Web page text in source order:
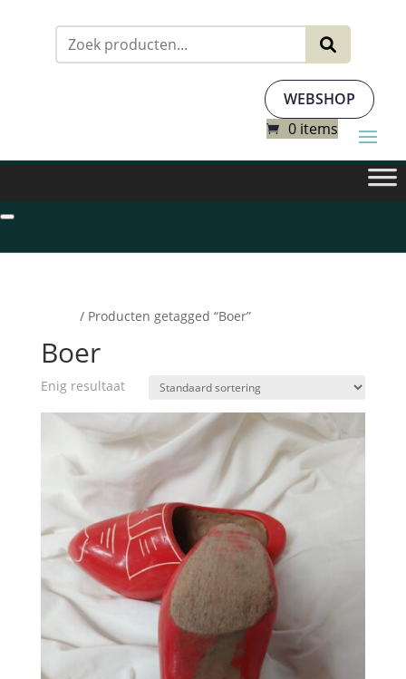
WEBSHOP
0 items
/ Producten getagged “Boer”
Boer
Enig resultaat